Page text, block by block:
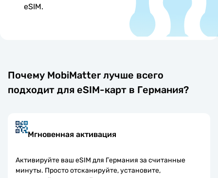
eSIM.
Почему MobiMatter лучше всего
подходит для eSIM-карт в Германия?
Мгновенная активация
Активируйте ваш eSIM для Германия за считанные
минуты. Просто отсканируйте, установите,